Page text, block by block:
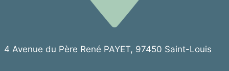
4 Avenue du Père René PAYET, 97450 Saint-Louis